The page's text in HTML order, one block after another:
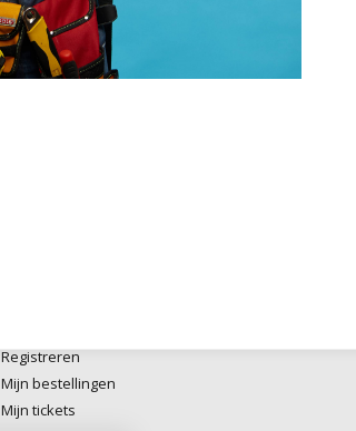
Wij helpen je graag
Registreren
Mijn bestellingen
Mijn tickets